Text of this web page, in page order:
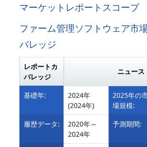
マーケットレポートスコープ
ファーム管理ソフトウェア市
バレッジ
レポートカ
バレッジ
ニュース
基礎年:
2024年
(2024年)
2025年の
場規模:
履歴データ:
2020年～
2024年
予測期間: